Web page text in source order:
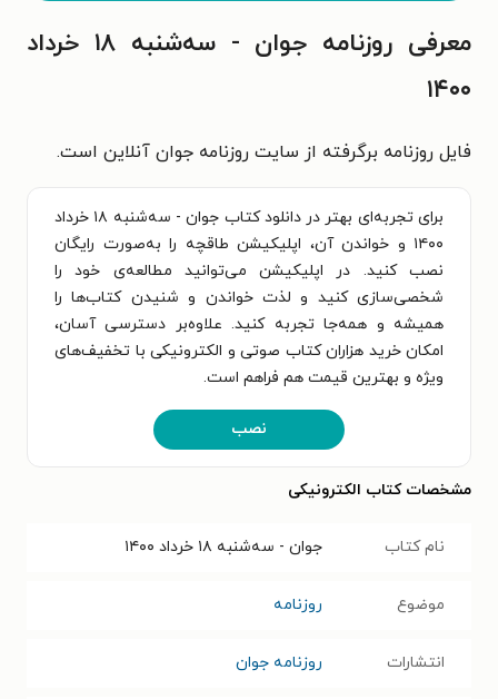
معرفی روزنامه جوان - سه‌شنبه ۱۸ خرداد
۱۴۰۰
فایل روزنامه برگرفته از سایت روزنامه جوان آنلاین است.
برای تجربه‌ای بهتر در دانلود کتاب جوان - سه‌شنبه ۱۸ خرداد
۱۴۰۰ و خواندن آن، اپلیکیشن طاقچه را به‌صورت رایگان
نصب کنید. در اپلیکیشن می‌توانید مطالعه‌ی خود را
شخصی‌سازی کنید و لذت خواندن و شنیدن کتاب‌ها را
همیشه و همه‌جا تجربه کنید. علاوه‌بر دسترسی آسان،
امکان خرید هزاران کتاب صوتی و الکترونیکی با تخفیف‌های
ویژه و بهترین قیمت هم فراهم است.
نصب
مشخصات کتاب الکترونیکی
نام کتاب جوان - سه‌شنبه ۱۸ خرداد ۱۴۰۰
موضوع روزنامه
انتشارات روزنامه جوان